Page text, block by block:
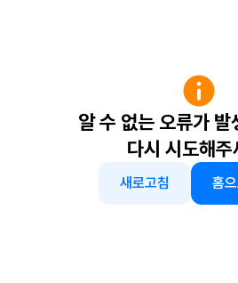
알 수 없는 오류가 발
다시 시도해주
새로고침 홈